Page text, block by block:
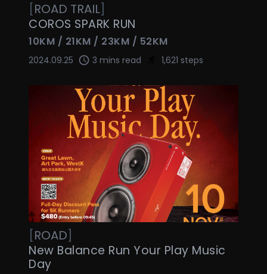
[ROAD TRAIL]
COROS SPARK RUN
10KM / 21KM / 23KM / 52KM
2024.09.25 3 mins read 1,621 steps
[ROAD]
New Balance Run Your Play Music
Day